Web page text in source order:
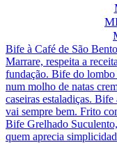
​Bife à Café de São Bento
Marrare, respeita a
fundação. Bife do
num molho de natas
caseiras estaladiças. Bife
vai sempre bem. Frito
Bife Grelhado
quem aprecia